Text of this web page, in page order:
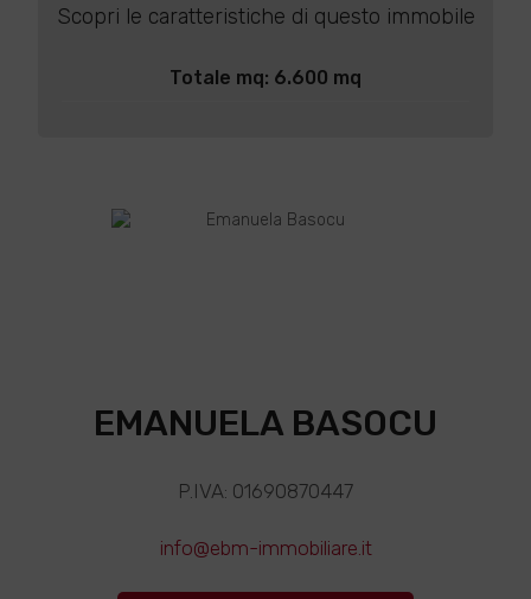
Scopri le caratteristiche di questo immobile
Totale mq: 6.600 mq
EMANUELA BASOCU
P.IVA: 01690870447
info@ebm-immobiliare.it